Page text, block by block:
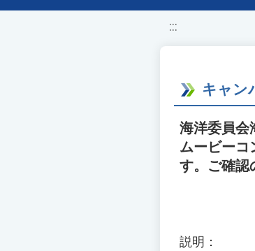
:::
キャン
海洋委員会
ムービーコ
す。ご確認
説明：